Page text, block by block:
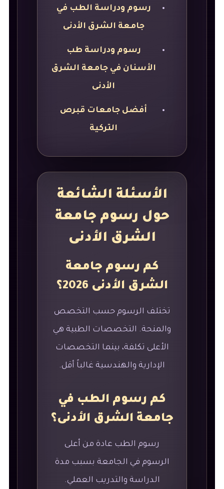
رسوم ودراسة الطب في
جامعة الشرق الأدنى
رسوم ودراسة طب
الأسنان في جامعة الشرق
الأدنى
أفضل جامعات قبرص
التركية
الأسئلة الشائعة
حول رسوم جامعة
الشرق الأدنى
كم رسوم جامعة
الشرق الأدنى 2026؟
تختلف الرسوم حسب التخصص
والمنحة. التخصصات الطبية هي
الأعلى تكلفة، بينما التخصصات
الإدارية والهندسية غالباً أقل.
كم رسوم الطب في
جامعة الشرق الأدنى؟
رسوم الطب عادة من أعلى
الرسوم في الجامعة بسبب مدة
الدراسة والتدريب العملي.